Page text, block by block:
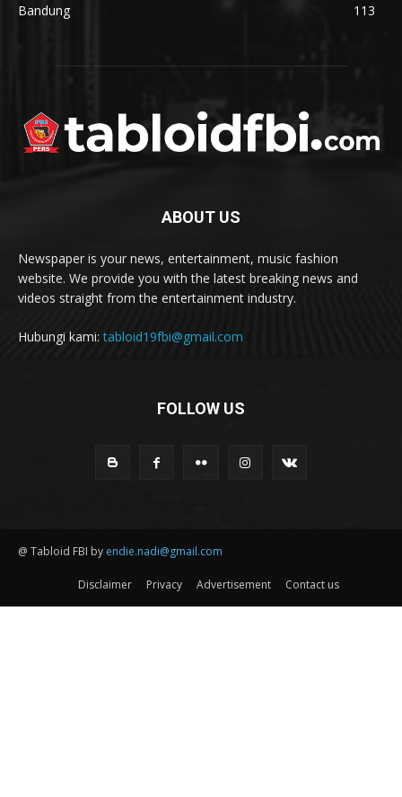
Bandung
113
ABOUT US
Newspaper is your news, entertainment, music fashion
website. We provide you with the latest breaking news and
videos straight from the entertainment industry.
Hubungi kami:tabloid19fbi@gmail.com
FOLLOW US
@ Tabloid FBI by endie.nadi@gmail.com
Disclaimer Privacy Advertisement Contact us